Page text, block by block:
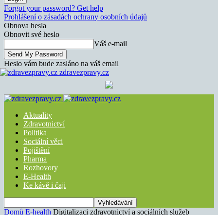
Forgot your password? Get help
Prohlášení o zásadách ochrany osobních údajů
Obnova hesla
Obnovit své heslo
Váš e-mail
Heslo vám bude zasláno na váš email
zdravezpravy.cz
Aktuality
Zdravotnictví
Politika
Sociální věci
Pojištění
Pharma
Rozhovory
E-Health
Ke kávě i čaji
Domů E-health Digitalizaci zdravotnictví a sociálních služeb